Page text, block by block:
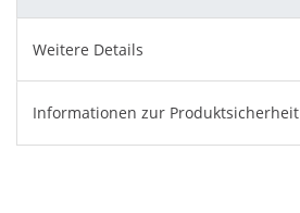
Weitere Details
Informationen zur Produktsicherheit